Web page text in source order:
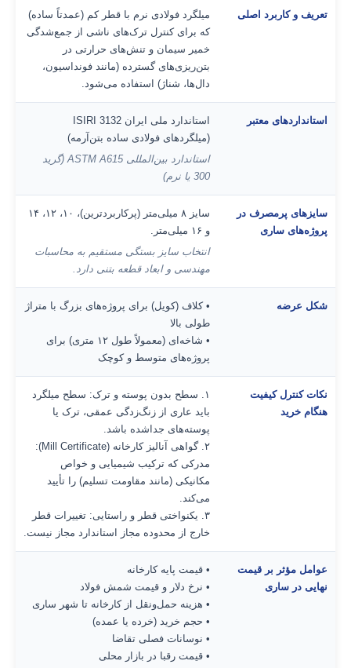
تعریف و کاربرد اصلی
میلگرد فولادی نرم با قطر کم (عمدتاً ساده)
که برای کنترل ترک‌های ناشی از جمع‌شدگی
خمیر سیمان و تنش‌های حرارتی در
بتن‌ریزی‌های گسترده (مانند فونداسیون،
دال‌ها، شناژ) استفاده می‌شود.
استانداردهای معتبر
استاندارد ملی ایران ISIRI 3132
(میلگردهای فولادی ساده بتن‌آرمه)
استاندارد بین‌المللی ASTM A615 (گرید
300 یا نرم)
سایزهای پرمصرف در
پروژه‌های ساری
سایز ۸ میلی‌متر (پرکاربردترین)، ۱۰، ۱۲، ۱۴
و ۱۶ میلی‌متر.
انتخاب سایز بستگی مستقیم به محاسبات
مهندسی و ابعاد قطعه بتنی دارد.
شکل عرضه
• کلاف (کویل) برای پروژه‌های بزرگ با متراژ
طولی بالا
• شاخه‌ای (معمولاً طول ۱۲ متری) برای
پروژه‌های متوسط و کوچک
نکات کنترل کیفیت
هنگام خرید
۱. سطح بدون پوسته و ترک: سطح میلگرد
باید عاری از زنگ‌زدگی عمقی، ترک یا
پوسته‌های جداشده باشد.
۲. گواهی آنالیز کارخانه (Mill Certificate):
مدرکی که ترکیب شیمیایی و خواص
مکانیکی (مانند مقاومت تسلیم) را تأیید
می‌کند.
۳. یکنواختی قطر و راستایی: تغییرات قطر
خارج از محدوده مجاز استاندارد مجاز نیست.
عوامل مؤثر بر قیمت
نهایی در ساری
• قیمت پایه کارخانه
• نرخ دلار و قیمت شمش فولاد
• هزینه حمل‌ونقل از کارخانه تا شهر ساری
• حجم خرید (خرده یا عمده)
• نوسانات فصلی تقاضا
• قیمت رقبا در بازار محلی